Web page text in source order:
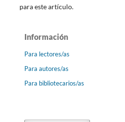
para este artículo.
Información
Para lectores/as
Para autores/as
Para bibliotecarios/as